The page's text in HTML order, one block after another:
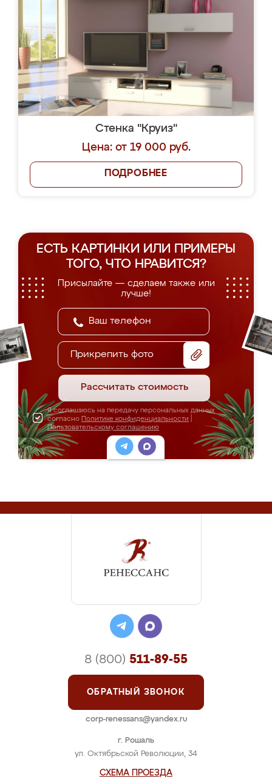
Стенка "Круиз"
Цена: от 19 000 руб.
ПОДРОБНЕЕ
ЕСТЬ КАРТИНКИ ИЛИ ПРИМЕРЫ
ТОГО, ЧТО НРАВИТСЯ?
Присылайте — сделаем также или
лучше!
Прикрепить фото
Рассчитать стоимость
Я соглашаюсь на передачу персональных данных
согласно Политике конфиденциальности
Пользовательскому соглашению
г. Рошаль
ул. Октябрьской Революции, 34
СХЕМА ПРОЕЗДА
8 (800) 511-89-55
ОБРАТНЫЙ ЗВОНОК
corp-renessans@yandex.ru